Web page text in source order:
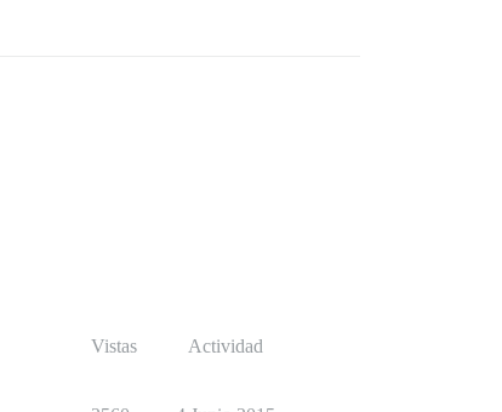
Vistas Actividad